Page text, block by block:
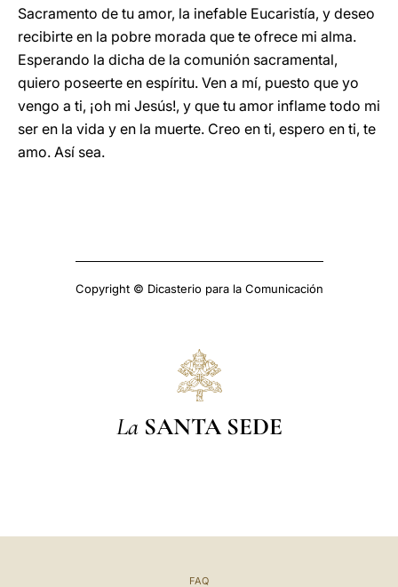
Sacramento de tu amor, la inefable Eucaristía, y deseo
recibirte en la pobre morada que te ofrece mi alma.
Esperando la dicha de la comunión sacramental,
quiero poseerte en espíritu. Ven a mí, puesto que yo
vengo a ti, ¡oh mi Jesús!, y que tu amor inflame todo mi
ser en la vida y en la muerte. Creo en ti, espero en ti, te
amo. Así sea.
Copyright © Dicasterio para la Comunicación
La SANTA SEDE
FAQ